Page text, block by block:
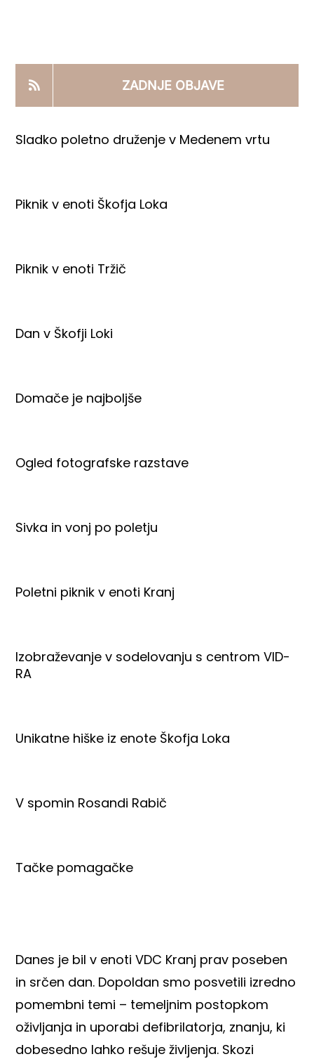
PRODAJNI IZDELKI
AKTUALNO
ZADNJE OBJAVE
Sladko poletno druženje v Medenem vrtu
Piknik v enoti Škofja Loka
Piknik v enoti Tržič
Dan v Škofji Loki
Domače je najboljše
Ogled fotografske razstave
Sivka in vonj po poletju
Poletni piknik v enoti Kranj
Izobraževanje v sodelovanju s centrom VID-
RA
Unikatne hiške iz enote Škofja Loka
V spomin Rosandi Rabič
Tačke pomagačke
Danes je bil v enoti VDC Kranj prav poseben
in srčen dan. Dopoldan smo posvetili izredno
pomembni temi – temeljnim postopkom
oživljanja in uporabi defibrilatorja, znanju, ki
dobesedno lahko rešuje življenja. Skozi